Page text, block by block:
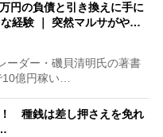
円の負債と引き換えに手に
経験 ｜ 突然マルサがや…
ダー・磯貝清明氏の著書
10億円稼い…
！ 種銭は差し押さえを免れ